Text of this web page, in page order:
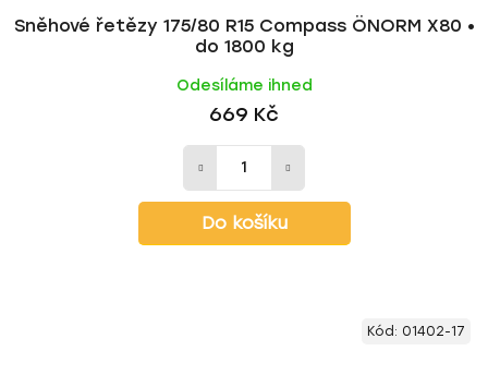
Sněhové řetězy 175/80 R15 Compass ÖNORM X80 •
do 1800 kg
Odesíláme ihned
669 Kč
Do košíku
Kód: 01402-17